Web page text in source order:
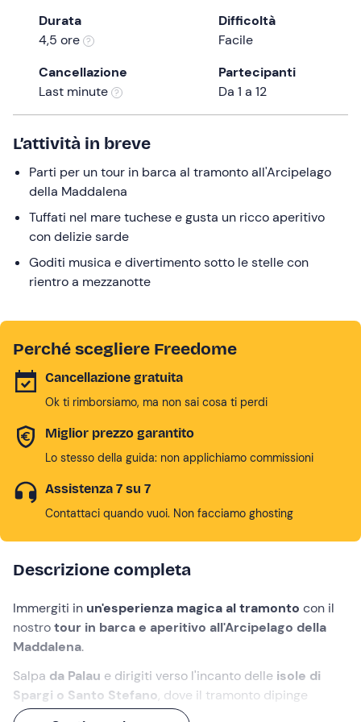
question
get
the
keyboard
shortcuts
changing
dates.
Durata
4,5 ore
Difficoltà
Facile
Cancellazione
Last minute
Partecipanti
Da 1 a 12
L’attività in breve
Parti per un tour in barca al tramonto all'Arcipelago
della Maddalena
Tuffati nel mare tuchese e gusta un ricco aperitivo
con delizie sarde
Goditi musica e divertimento sotto le stelle con
rientro a mezzanotte
Perché scegliere Freedome
Cancellazione gratuita
Ok ti rimborsiamo, ma non sai cosa ti perdi
Miglior prezzo garantito
Lo stesso della guida: non applichiamo commissioni
Assistenza 7 su 7
Contattaci quando vuoi. Non facciamo ghosting
Descrizione completa
Immergiti in un'esperienza magica al tramonto con il
nostrotour in barca e aperitivo all'Arcipelago della
Maddalena.
Salpa da Palau e dirigiti verso l'incanto delle isole di
Spargi o Santo Stefano, dove il tramonto dipinge
scenari da togliere il fiato. Goditi